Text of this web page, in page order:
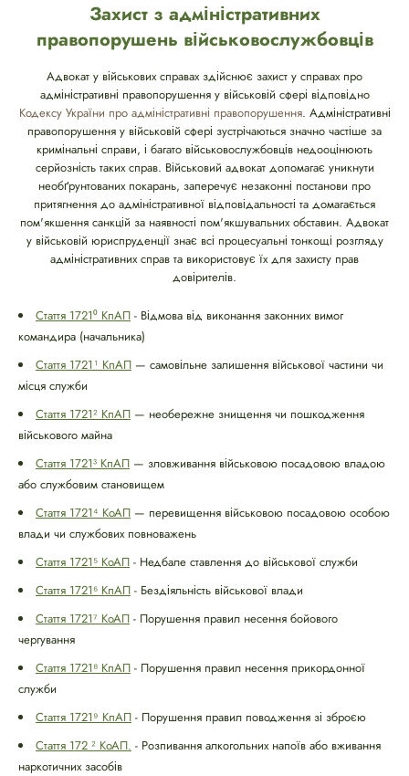
Захист з адміністративних
правопорушень військовослужбовців
Адвокат у військових справах здійснює захист у справах про
адміністративні правопорушення у військовій сфері відповідно
Кодексу України про адміністративні правопорушення. Адміністративні
правопорушення у військовій сфері зустрічаються значно частіше за
кримінальні справи, і багато військовослужбовців недооцінюють
серйозність таких справ. Військовий адвокат допомагає уникнути
необґрунтованих покарань, заперечує незаконні постанови про
притягнення до адміністративної відповідальності та домагається
пом'якшення санкцій за наявності пом'якшувальних обставин. Адвокат
у військовій юриспруденції знає всі процесуальні тонкощі розгляду
адміністративних справ та використовує їх для захисту прав
довірителів.
Стаття 1721⁰ КпАП - Відмова від виконання законних вимог
командира (начальника)
Стаття 1721¹ КпАП — самовільне залишення військової частини чи
місця служби
Стаття 1721² КпАП — необережне знищення чи пошкодження
військового майна
Стаття 1721³ КпАП — зловживання військовою посадовою владою
або службовим становищем
Стаття 1721⁴ КоАП — перевищення військовою посадовою особою
влади чи службових повноважень
Стаття 1721⁵ КоАП - Недбале ставлення до військової служби
Стаття 1721⁶ КпАП - Бездіяльність військової влади
Стаття 1721⁷ КоАП - Порушення правил несення бойового
чергування
Стаття 1721⁸ КпАП - Порушення правил несення прикордонної
служби
Стаття 1721⁹ КпАП - Порушення правил поводження зі зброєю
Стаття 172 ² КоАП. - Розпивання алкогольних напоїв або вживання
наркотичних засобів